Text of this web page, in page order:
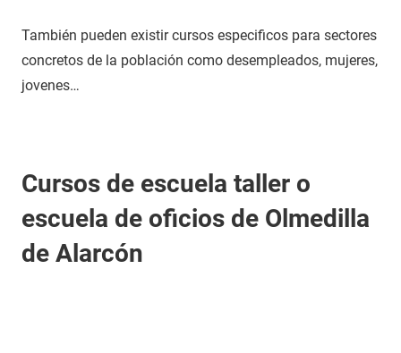
También pueden existir cursos especificos para sectores
concretos de la población como desempleados, mujeres,
jovenes…
Cursos de escuela taller o
escuela de oficios de Olmedilla
de Alarcón